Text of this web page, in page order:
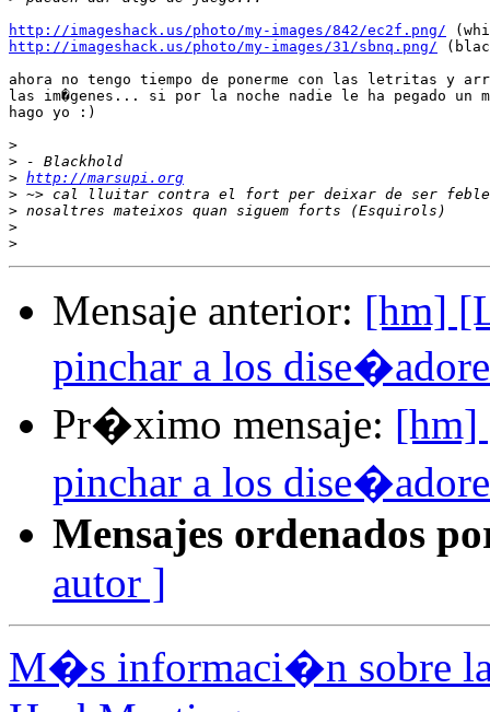
http://imageshack.us/photo/my-images/842/ec2f.png/
http://imageshack.us/photo/my-images/31/sbnq.png/
ahora no tengo tiempo de ponerme con las letritas y
las im�genes... si por la noche nadie le ha pegado un
hago yo :)
>
>
> http://marsupi.org
>
>
>
>
Mensaje anterior: [hm]
pinchar a los
Pr�ximo mensaje: [hm]
pinchar a los
Mensajes ordenados
autor ]
M�s informaci�n sobre